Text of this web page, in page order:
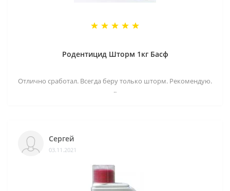
Родентицид Шторм 1кг Басф
Отлично сработал. Всегда беру только шторм. Рекомендую.
..
Сергей
03.11.2021